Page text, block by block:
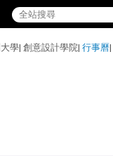
學| 創意設計學院| 行事曆|